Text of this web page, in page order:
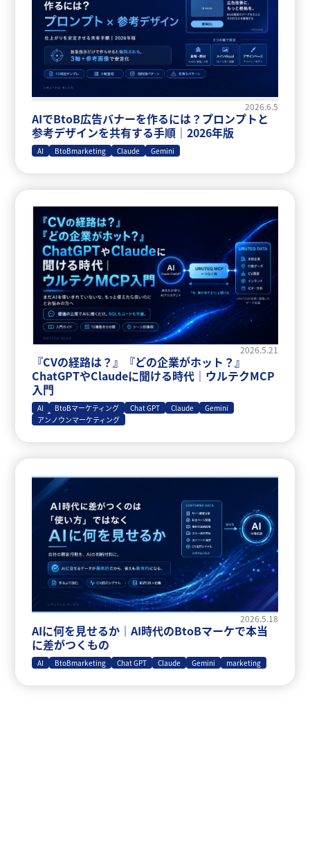
2026.6.5
AIでBtoB広告バナーを作るには？プロンプトと
参考デザインを共有する手順｜2026年版
AI BtoBmarketing Claude Gemini
2026.5.21
『CVの経路は？』『どの企業がホット？』
ChatGPTやClaudeに聞ける時代｜ウルテクMCP
入門
AI BtoBマーケティング Chat GPT Claude
Gemini
アンノウンマーケティング
2026.5.18
AIに何を見せるか｜AI時代のBtoBマーケで本当
に差がつくもの
AI BtoBmarketing Chat GPT Claude Gemini marketing